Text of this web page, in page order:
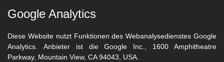
Google Analytics
Diese Website nutzt Funktionen des Webanalysedienstes Google
Analytics.
Anbieter ist die Google Inc., 1600 Amphitheatre
Parkway, Mountain View, CA 94043, USA.